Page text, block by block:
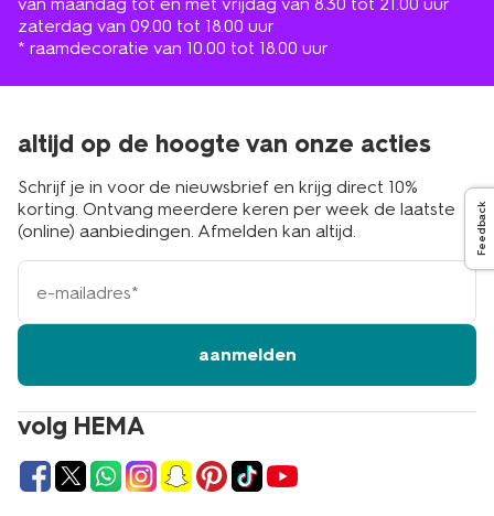
Feedback
zaterdag van 09.00 tot 18.00 uur
* raamdecoratie van 10.00 tot 18.00 uur
volg HEMA
altijd op de hoogte van onze acties
Schrijf je in voor de nieuwsbrief en krijg direct 10%
korting. Ontvang meerdere keren per week de laatste
(online) aanbiedingen. Afmelden kan altijd.
e-
mailadres
aanmelden